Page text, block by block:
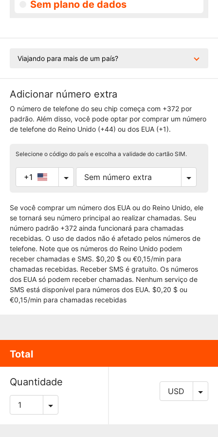
Sem plano de dados
Viajando para mais de um país?
Adicionar número extra
O número de telefone do seu chip começa com +372 por
padrão. Além disso, você pode optar por comprar um número
de telefone do Reino Unido (+44) ou dos EUA (+1).
Selecione o código do país e escolha a validade do cartão SIM.
+1
Se você comprar um número dos EUA ou do Reino Unido, ele
se tornará seu número principal ao realizar chamadas. Seu
número padrão +372 ainda funcionará para chamadas
recebidas. O uso de dados não é afetado pelos números de
telefone. Note que os números do Reino Unido podem
receber chamadas e SMS. $0,20 $ ou €0,15/min para
chamadas recebidas. Receber SMS é gratuito. Os números
dos EUA só podem receber chamadas. Nenhum serviço de
SMS está disponível para números dos EUA. $0,20 $ ou
€0,15/min para chamadas recebidas
Total
Quantidade